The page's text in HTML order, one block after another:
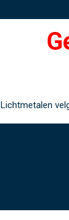
Lichtmetalen